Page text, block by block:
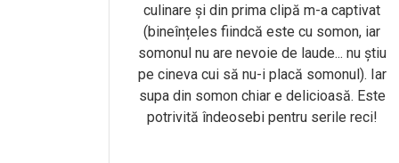
culinare și din prima clipă m-a captivat
(bineînțeles fiindcă este cu somon, iar
somonul nu are nevoie de laude... nu știu
pe cineva cui să nu-i placă somonul). Iar
supa din somon chiar e delicioasă. Este
potrivită îndeosebi pentru serile reci!